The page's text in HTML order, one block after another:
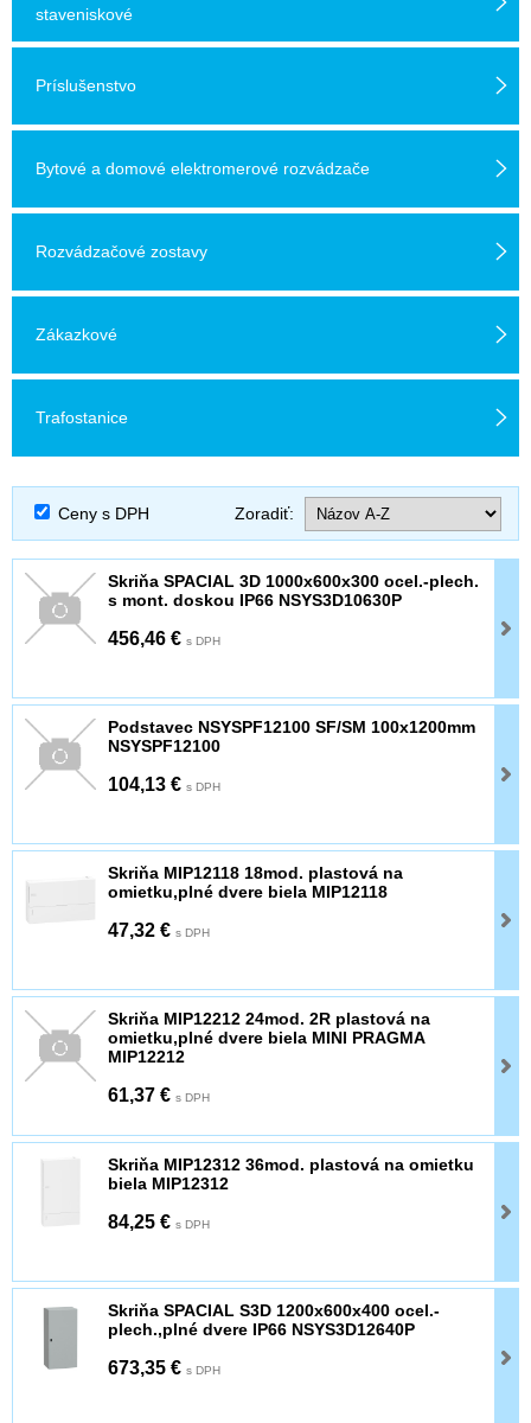
staveniskové
Príslušenstvo
Bytové a domové elektromerové rozvádzače
Rozvádzačové zostavy
Zákazkové
Trafostanice
Ceny s DPH Zoradiť:
Skriňa SPACIAL 3D 1000x600x300 ocel.-plech.
s mont. doskou IP66 NSYS3D10630P
456,46 € s DPH
Podstavec NSYSPF12100 SF/SM 100x1200mm
NSYSPF12100
104,13 € s DPH
Skriňa MIP12118 18mod. plastová na
omietku,plné dvere biela MIP12118
47,32 € s DPH
Skriňa MIP12212 24mod. 2R plastová na
omietku,plné dvere biela MINI PRAGMA
MIP12212
61,37 € s DPH
Skriňa MIP12312 36mod. plastová na omietku
biela MIP12312
84,25 € s DPH
Skriňa SPACIAL S3D 1200x600x400 ocel.-
plech.,plné dvere IP66 NSYS3D12640P
673,35 € s DPH